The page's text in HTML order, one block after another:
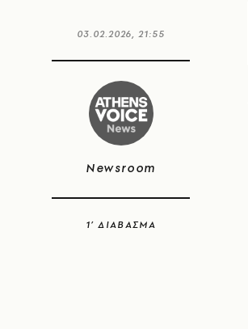
03.02.2026, 21:55
Newsroom
1’ ΔΙΑΒΑΣΜΑ